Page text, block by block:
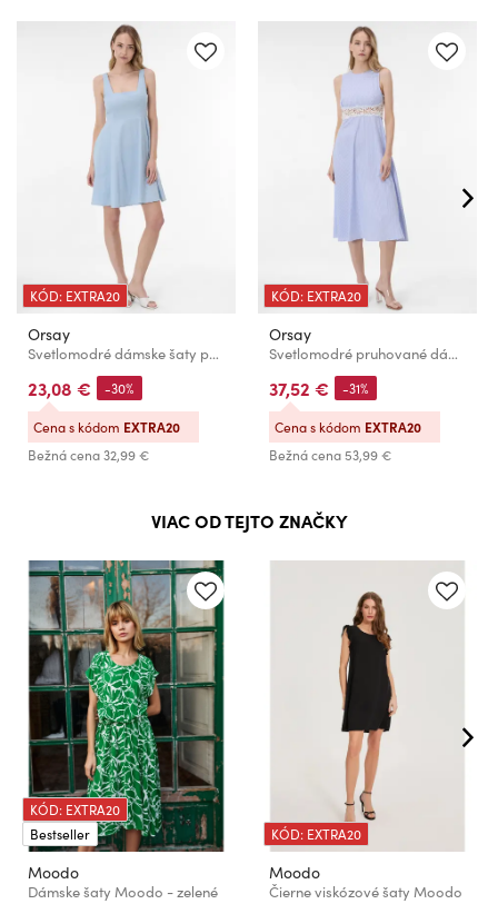
KÓD: EXTRA20
Orsay
Svetlomodré dámske šaty po kolená ORSAY
23,08 €
Bežná cena32,99 €
-30%
Cena s kódom EXTRA20
KÓD: EXTRA20
Orsay
Svetlomodré pruhované dámske midi šaty s čipkou ORSAY
37,52 €
Bežná cena53,99 €
-31%
Cena s kódom EXTRA20
VIAC OD TEJTO ZNAČKY
KÓD: EXTRA20
Bestseller
Moodo
Dámske šaty Moodo - zelené
KÓD: EXTRA20
Moodo
Čierne viskózové šaty Moodo